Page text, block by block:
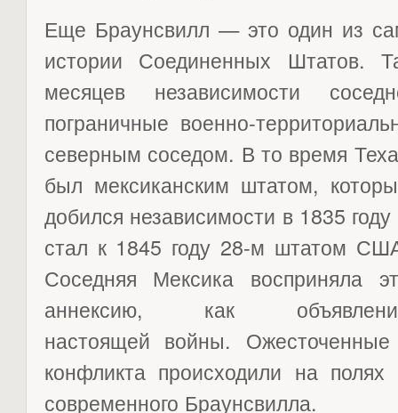
Еще Браунсвилл — это один из
истории Соединенных Штатов.
месяцев независимости
пограничные военно-
северным соседом. В то время
был мексиканским штатом,
добился независимости в 1835
стал к 1845 году 28-м штатом
Соседняя Мексика восприняла
аннексию, как
настоящей войны.
конфликта происходили на
современного Браунсвилла.